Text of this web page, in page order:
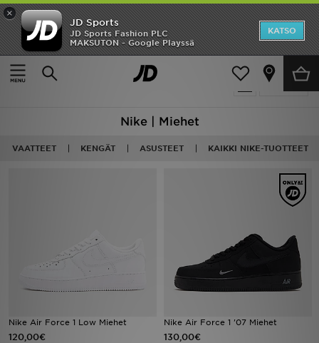
×
JD Sports
JD Sports Fashion PLC
MAKSUTON - Google Playssä
KATSO
Etusivu
Miehet
Suodata
674 tuotetta
Nike | Miehet
VAATTEET KENGÄT ASUSTEET KAIKKI NIKE-TUOTTEET
Nike Air Force 1 Low Miehet
120,00€
Nike Air Force 1 '07 Miehet
130,00€
Etusivu
Ale
Miehet
Tuotemerkit
Inspiroidu
Jalkapallo